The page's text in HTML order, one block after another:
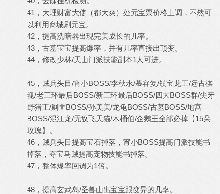
41，大理财富大使（都大爽）处元宝票价格上调，不然可
以利用商城刷元宝。
42，提高洗暗器出现完美成长的几率。
43，古墓宝宝提高爆率，并有几率直接出顶变。
44，修改少林/天山门派技能副本1人可进。
45，贼兵头目/宵小BOSS/李秋水/慕容复/镇宝龙王/远古棋
魂/老三环最后BOSS/新三环最后BOSS/四大BOSS群/尖牙
野猪王/剿匪BOSS/孙美美/龙龟BOSS/古墓BOSS/地宫
BOSS/混江龙/无敌飞天猫/木桶伯/企鹅王全部必掉【15朵
玫瑰】。
46，贼兵头目提高宝石掉落，宵小BOSS提高门派技能书
掉落，夺宝马贼提高宠物技能书掉落。
47，整体爆率回调为1倍。
48，提高玄武岛/圣兽山出宝宝跟变异的几率。